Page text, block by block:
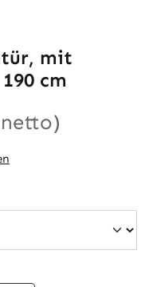
mit
cm